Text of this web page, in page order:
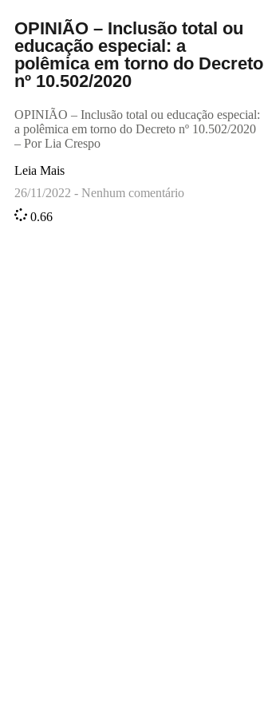
OPINIÃO – Inclusão total ou
educação especial: a
polêmica em torno do Decreto
nº 10.502/2020
OPINIÃO – Inclusão total ou educação especial:
a polêmica em torno do Decreto nº 10.502/2020
– Por Lia Crespo
Leia Mais
26/11/2022
Nenhum comentário